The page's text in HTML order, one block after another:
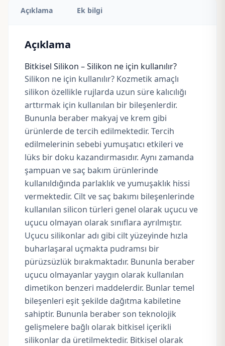
Açıklama Ek bilgi
Açıklama
Bitkisel Silikon – Silikon ne için kullanılır?
Silikon ne için kullanılır? Kozmetik amaçlı
silikon özellikle rujlarda uzun süre kalıcılığı
arttırmak için kullanılan bir bileşenlerdir.
Bununla beraber makyaj ve krem gibi
ürünlerde de tercih edilmektedir. Tercih
edilmelerinin sebebi yumuşatıcı etkileri ve
lüks bir doku kazandırmasıdır. Aynı zamanda
şampuan ve saç bakım ürünlerinde
kullanıldığında parlaklık ve yumuşaklık hissi
vermektedir. Cilt ve saç bakımı bileşenlerinde
kullanılan silicon türleri genel olarak uçucu ve
uçucu olmayan olarak sınıflara ayrılmıştır.
Uçucu silikonlar adı gibi cilt yüzeyinde hızla
buharlaşaral uçmakta pudramsı bir
pürüzsüzlük bırakmaktadır. Bununla beraber
uçucu olmayanlar yaygın olarak kullanılan
dimetikon benzeri maddelerdir. Bunlar temel
bileşenleri eşit şekilde dağıtma kabiletine
sahiptir. Bununla beraber son teknolojik
gelişmelere bağlı olarak bitkisel içerikli
silikonlar da üretilmektedir. Bitkisel olarak